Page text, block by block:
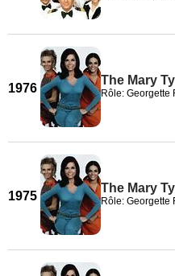
1976
The Mary
Rôle: Georgette
1975
The Mary
Rôle: Georgette